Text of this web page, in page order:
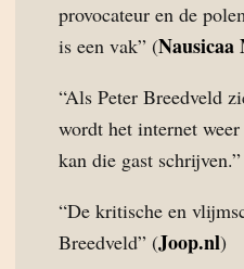
provocateur en de
is een vak” (Nausicaa
“Als Peter Breedveld
wordt het internet
kan die gast
“De kritische en
Breedveld” (Joop.nl)